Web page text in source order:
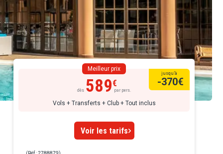
Meilleur prix
dès 589 par pers.
Vols + Transferts + Club + Tout inclus
jusqu’à
-370€
Voir les tarifs